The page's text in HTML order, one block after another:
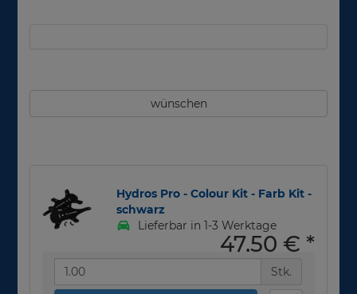
wünschen
Hydros Pro - Colour Kit - Farb Kit -
schwarz
Lieferbar in 1-3 Werktage
47,50 € *
Stk.